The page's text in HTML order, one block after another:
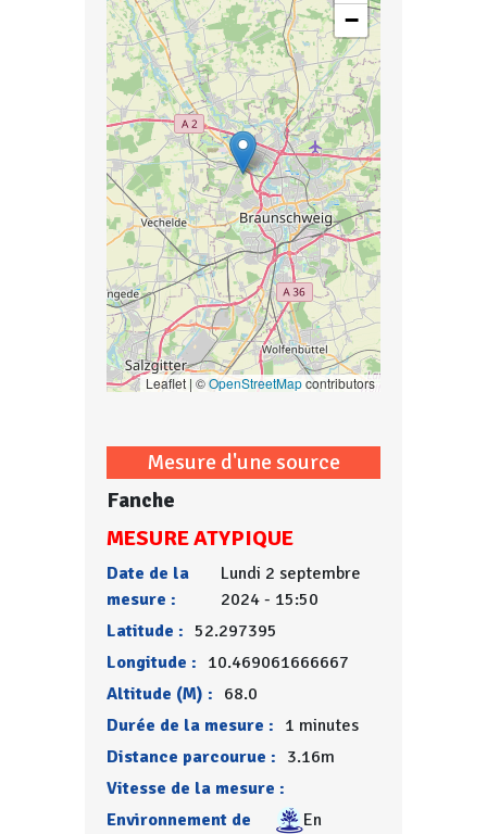
−
Leaflet | ©OpenStreetMapcontributors
Mesure d'une source
Fanche
MESURE ATYPIQUE
Date de la
mesure :
Lundi 2 septembre
2024 - 15:50
Latitude : 52.297395
Longitude : 10.469061666667
Altitude (M) : 68.0
Durée de la mesure : 1 minutes
Distance parcourue : 3.16m
Vitesse de la mesure :
Environnement de
En